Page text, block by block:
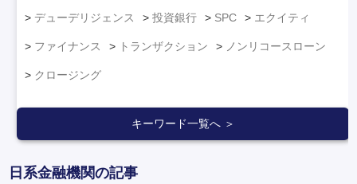
デューデリジェンス 投資銀行 SPC エクイティ
ファイナンス トランザクション ノンリコースローン
クロージング
キーワード一覧へ ＞
日系金融機関の記事